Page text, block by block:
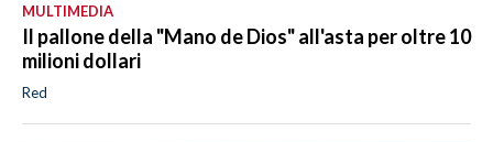
MULTIMEDIA
Il pallone della "Mano de Dios" all'asta per oltre 10
milioni dollari
Red